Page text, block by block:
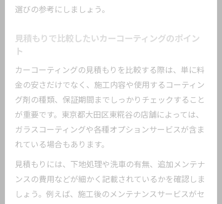
選びの参考にしましょう。
見積もりで比較したいカーコーティングのポイン
ト
カーコーティングの見積もりを比較する際は、単に料
金の安さだけでなく、施工内容や使用するコーティン
グ剤の種類、保証期間までしっかりチェックすること
が重要です。東京都大田区東糀谷の店舗によっては、
ガラスコーティングや各種オプションサービスが含ま
れている場合もあります。
見積もりには、下地処理や洗車の有無、追加メンテナ
ンスの費用などが細かく記載されているかを確認しま
しょう。例えば、施工後のメンテナンスサービスがセ